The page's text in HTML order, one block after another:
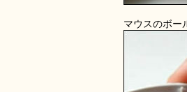
マウスのボー